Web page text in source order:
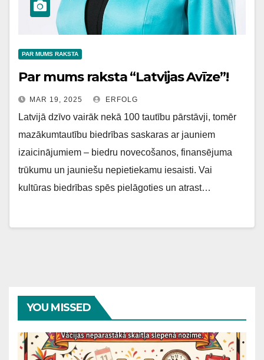
PAR MUMS RAKSTA
Par mums raksta “Latvijas Avīze”!
MAR 19, 2025 ERFOLG
Latvijā dzīvo vairāk nekā 100 tautību pārstāvji, tomēr
mazākumtautību biedrības saskaras ar jauniem
izaicinājumiem – biedru novecošanos, finansējuma
trūkumu un jauniešu nepietiekamu iesaisti. Vai
kultūras biedrības spēs pielāgoties un atrast…
YOU MISSED